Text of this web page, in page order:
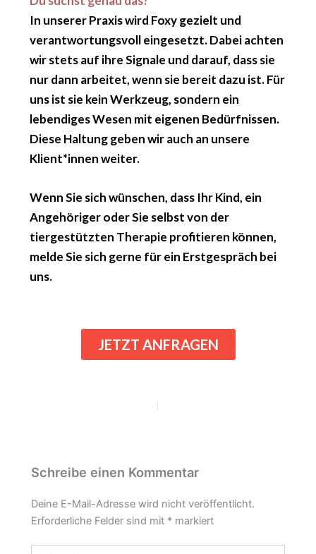
In unserer Praxis wird Foxy gezielt und
verantwortungsvoll eingesetzt. Dabei achten
wir stets auf ihre Signale und darauf, dass sie
nur dann arbeitet, wenn sie bereit dazu ist. Für
uns ist sie kein Werkzeug, sondern ein
lebendiges Wesen mit eigenen Bedürfnissen.
Diese Haltung geben wir auch an unsere
Klient*innen weiter.
Wenn Sie sich wünschen, dass Ihr Kind, ein
Angehöriger oder Sie selbst von der
tiergestützten Therapie profitieren können,
melde Sie sich gerne für ein Erstgespräch bei
uns.
JETZT ANFRAGEN
Schreibe einen Kommentar
Deine E-Mail-Adresse wird nicht veröffentlicht.
Erforderliche Felder sind mit * markiert